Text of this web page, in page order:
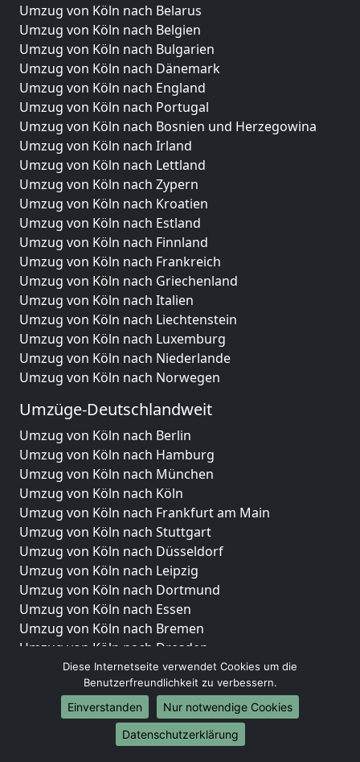
Umzug von Köln nach Belarus
Umzug von Köln nach Belgien
Umzug von Köln nach Bulgarien
Umzug von Köln nach Dänemark
Umzug von Köln nach England
Umzug von Köln nach Portugal
Umzug von Köln nach Bosnien und Herzegowina
Umzug von Köln nach Irland
Umzug von Köln nach Lettland
Umzug von Köln nach Zypern
Umzug von Köln nach Kroatien
Umzug von Köln nach Estland
Umzug von Köln nach Finnland
Umzug von Köln nach Frankreich
Umzug von Köln nach Griechenland
Umzug von Köln nach Italien
Umzug von Köln nach Liechtenstein
Umzug von Köln nach Luxemburg
Umzug von Köln nach Niederlande
Umzug von Köln nach Norwegen
Umzüge-Deutschlandweit
Umzug von Köln nach Berlin
Umzug von Köln nach Hamburg
Umzug von Köln nach München
Umzug von Köln nach Köln
Umzug von Köln nach Frankfurt am Main
Umzug von Köln nach Stuttgart
Umzug von Köln nach Düsseldorf
Umzug von Köln nach Leipzig
Umzug von Köln nach Dortmund
Umzug von Köln nach Essen
Umzug von Köln nach Bremen
Umzug von Köln nach Dresden
Umzug von Köln nach Hannover
Umzug von Köln nach Nürnberg
Umzug von Köln nach Duisburg
Umzug von Köln nach Bochum
Umzug von Köln nach Wuppertal
Diese Internetseite verwendet Cookies um die
Benutzerfreundlichkeit zu verbessern.
Einverstanden
Nur notwendige Cookies
Datenschutzerklärung